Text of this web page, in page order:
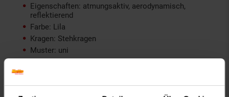
Eigenschaften: atmungsaktiv, aerodynamisch,
reflektierend
Farbe: Lila
Kragen: Stehkragen
Muster: uni
ProdSV PLZ: 5656 AG